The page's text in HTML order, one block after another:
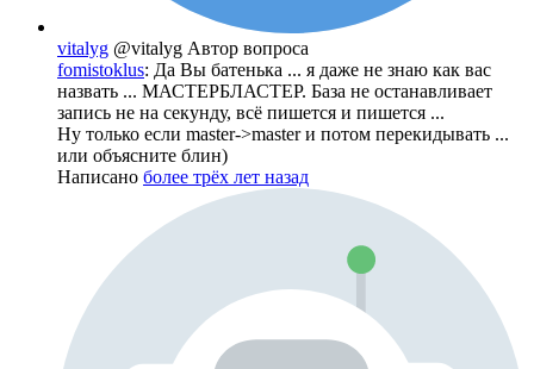
vitalyg @vitalyg Автор вопроса
fomistoklus: Да Вы батенька ... я даже не знаю как вас
назвать ... МАСТЕРБЛАСТЕР. База не останавливает
запись не на секунду, всё пишется и пишется ...
Ну только если master->master и потом перекидывать ...
или объясните блин)
Написано более трёх лет назад